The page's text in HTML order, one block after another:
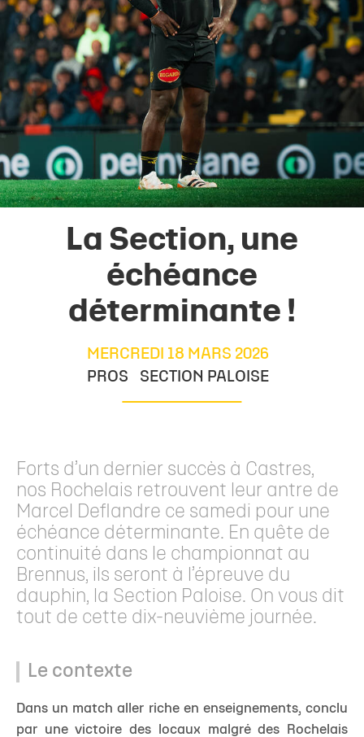
La Section, une
échéance
déterminante !
MERCREDI 18 MARS 2026
PROS
SECTION PALOISE
Forts d’un dernier succès à Castres,
nos Rochelais retrouvent leur antre de
Marcel Deflandre ce samedi pour une
échéance déterminante. En quête de
continuité dans le championnat au
Brennus, ils seront à l’épreuve du
dauphin, la Section Paloise. On vous dit
tout de cette dix-neuvième journée.
Le contexte
Dans un match aller riche en enseignements, conclu
par une victoire des locaux malgré des Rochelais